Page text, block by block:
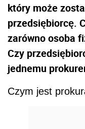
który może
przedsiębiorcę.
zarówno osoba
Czy
jednemu
Czym jest